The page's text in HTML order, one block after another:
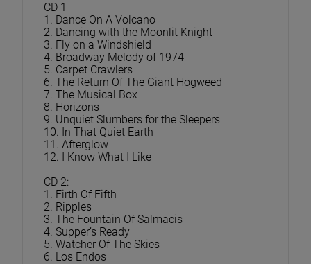
CD 1
1. Dance On A Volcano
2. Dancing with the Moonlit Knight
3. Fly on a Windshield
4. Broadway Melody of 1974
5. Carpet Crawlers
6. The Return Of The Giant Hogweed
7. The Musical Box
8. Horizons
9. Unquiet Slumbers for the Sleepers
10. In That Quiet Earth
11. Afterglow
12. I Know What I Like
CD 2:
1. Firth Of Fifth
2. Ripples
3. The Fountain Of Salmacis
4. Supper’s Ready
5. Watcher Of The Skies
6. Los Endos